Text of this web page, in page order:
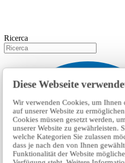
Diese Webseite
Wir verwenden Cookies, um Ihnen
auf unserer Website zu
Cookies müssen gesetzt werden,
unserer Website zu gewährleisten.
welche Kategorien Sie zulassen
dass je nach den von Ihnen
Funktionalität der Website
Ricerca